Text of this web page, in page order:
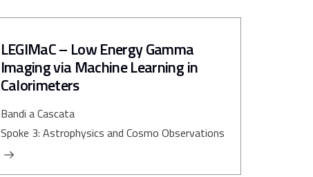
LEGIMaC – Low Energy Gamma
Imaging via Machine Learning in
Calorimeters
Bandi a Cascata
Spoke 3: Astrophysics and Cosmo Observations